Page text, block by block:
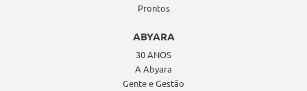
Prontos
ABYARA
30 ANOS
A Abyara
Gente e Gestão